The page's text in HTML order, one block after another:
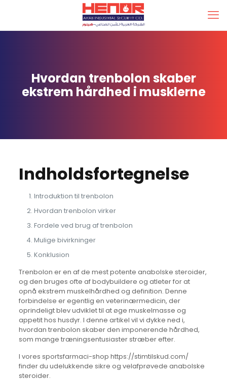
Hvordan trenbolon skaber
ekstrem hårdhed i musklerne
Indholdsfortegnelse
Introduktion til trenbolon
Hvordan trenbolon virker
Fordele ved brug af trenbolon
Mulige bivirkninger
Konklusion
Trenbolon er en af de mest potente anabolske steroider,
og den bruges ofte af bodybuildere og atleter for at
opnå ekstrem muskelhårdhed og definition. Denne
forbindelse er egentlig en veterinærmedicin, der
oprindeligt blev udviklet til at øge muskelmasse og
appetit hos husdyr. I denne artikel vil vi dykke ned i,
hvordan trenbolon skaber den imponerende hårdhed,
som mange træningsentusiaster stræber efter.
I vores sportsfarmaci-shop https://stimtilskud.com/
finder du udelukkende sikre og velafprøvede anabolske
steroider.